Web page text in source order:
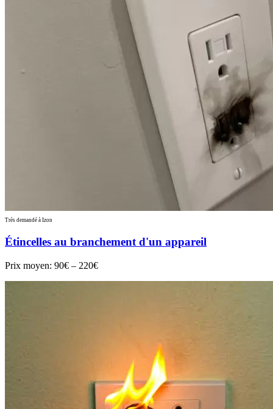
Très demandé à Izon
Étincelles au branchement d'un appareil
Prix moyen: 90€ – 220€